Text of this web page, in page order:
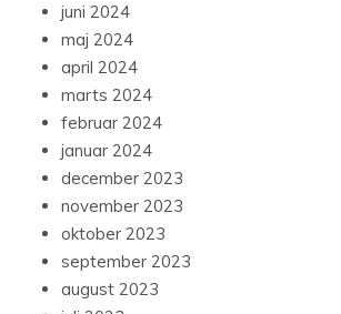
juni 2024
maj 2024
april 2024
marts 2024
februar 2024
januar 2024
december 2023
november 2023
oktober 2023
september 2023
august 2023